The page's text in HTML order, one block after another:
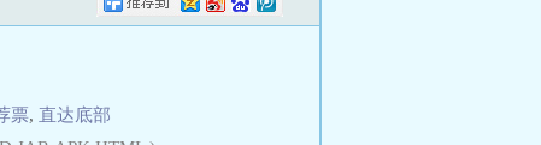
票, 直达底部